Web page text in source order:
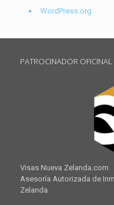
WordPress.org
PATROCINADOR OFICINAL
Visas Nueva Zelanda.com
Asesoría Autorizada de
Zelanda